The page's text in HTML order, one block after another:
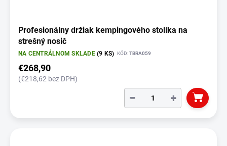
Profesionálny držiak kempingového stolíka na
strešný nosič
NA CENTRÁLNOM SKLADE(9 KS) KÓD:TBRA059
€268,90
(€218,62 bez DPH)
+
−